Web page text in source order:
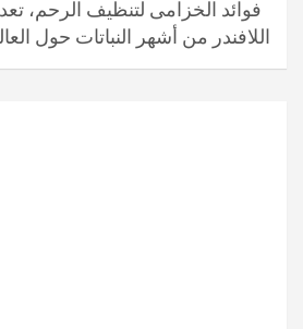
فوائد الخزامى لتنظيف الرحم،
اللافندر من أشهر النباتات حول